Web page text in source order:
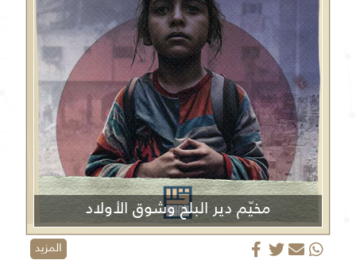
مخيّم دير البلح وشوق الأولاد
المزيد